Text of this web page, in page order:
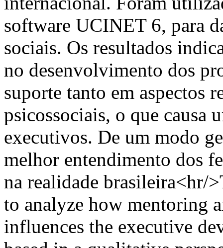
software UCINET 6, para
sociais. Os resultados
no desenvolvimento dos
suporte tanto em aspectos
psicossociais, o que causa
executivos. De um modo
melhor entendimento dos
na realidade brasileira<hr/
to analyze how mentoring
influences the executive